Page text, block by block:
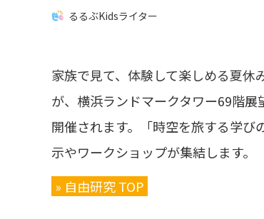
るるぶKidsライター
家族で見て、体験して楽しめる夏休
が、横浜ランドマークタワー69階
開催されます。「時空を旅する学
示やワークショップが集結します。
» 自由研究 TOP